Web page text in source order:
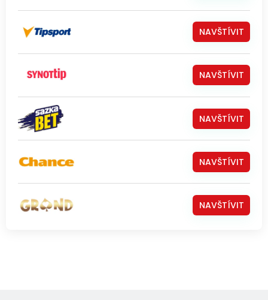
NAVŠTÍVIT
NAVŠTÍVIT
NAVŠTÍVIT
NAVŠTÍVIT
NAVŠTÍVIT